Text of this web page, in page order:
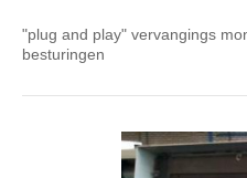
"plug and play" vervangings
besturingen